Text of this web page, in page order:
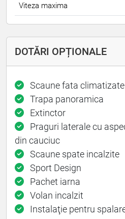
Viteza maxima
DOTĂRI OPȚIONALE
Scaune fata climatizate
Trapa panoramica
Extinctor
Praguri laterale cu
din cauciuc
Scaune spate incalzite
Sport Design
Pachet iarna
Volan incalzit
Instalaţie pentru